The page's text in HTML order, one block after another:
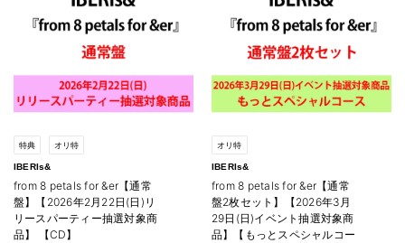
特典 オリ特
IBERIs&
from 8 petals for &er【通常
盤】【2026年2月22日(日)リ
リースパーティー抽選対象商
品】 【CD】
オリ特
IBERIs&
from 8 petals for &er【通常
盤2枚セット】【2026年3月
29日(日)イベント抽選対象商
品】【もっとスペシャルコー